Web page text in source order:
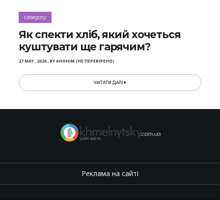
category
Як спекти хліб, який хочеться
куштувати ще гарячим?
27 MAY , 2026,BYАНОНІМ (НЕ ПЕРЕВІРЕНО)
ЧИТАТИ ДАЛІ
Реклама на сайті